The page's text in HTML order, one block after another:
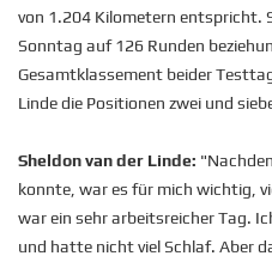
von 1.204 Kilometern entspricht.
Sonntag auf 126 Runden
Gesamtklassement beider
Linde die Positionen zwei und
Sheldon van der Linde:
konnte, war es für mich wichtig,
war ein sehr arbeitsreicher Tag.
und hatte nicht viel Schlaf. Aber